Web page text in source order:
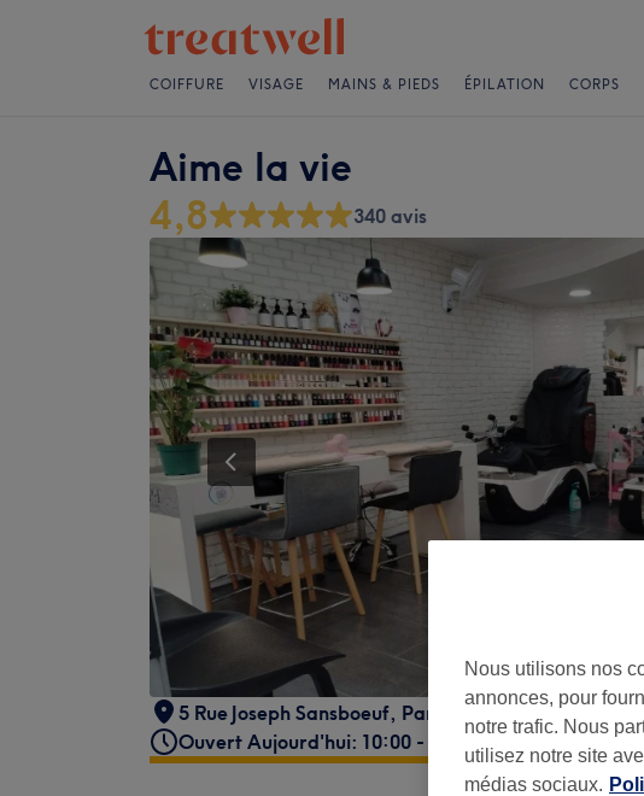
COIFFURE VISAGE MAINS & PIEDS ÉPILATION CORPS
Aime la vie
4,8 340 avis
5 Rue Joseph Sansboeuf, Paris
75008
Ouvert Aujourd'hui: 10:00 - 19:30
Nous utilisons nos
annonces, pour
notre trafic. Nous
utilisez notre site
médias sociaux.